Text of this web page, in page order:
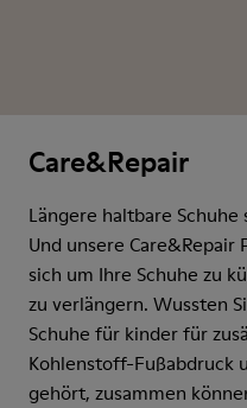
Care&Repair
Längere haltbare
Und unsere
sich um Ihre Schuhe zu
zu verlängern. Wussten
Schuhe für kinder für
Kohlenstoff-Fußabdruck
gehört, zusammen